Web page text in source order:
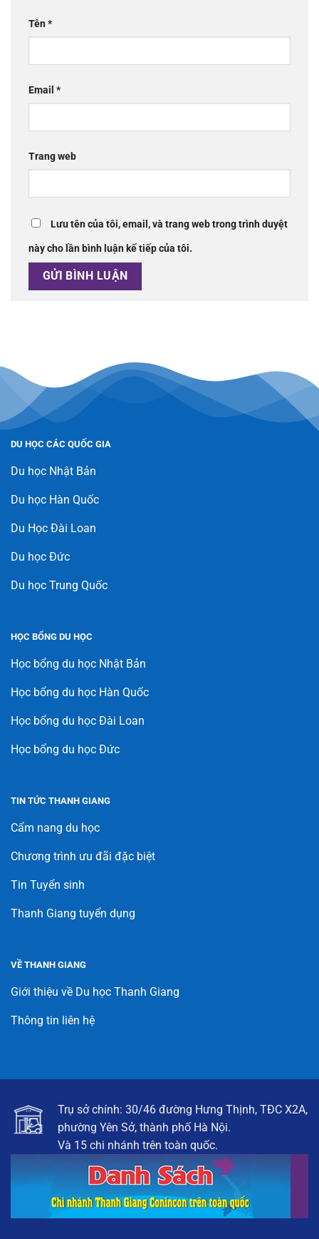
Tên*
Email *
Trang web
Lưu tên của tôi, email, và trang web trong trình duyệt
này cho lần bình luận kế tiếp của tôi.
DU HỌC CÁC QUỐC GIA
Du học Nhật Bản
Du học Hàn Quốc
Du Học Đài Loan
Du học Đức
Du học Trung Quốc
HỌC BỔNG DU HỌC
Học bổng du học Nhật Bản
Học bổng du học Hàn Quốc
Học bổng du học Đài Loan
Học bổng du học Đức
TIN TỨC THANH GIANG
Cẩm nang du học
Chương trình ưu đãi đặc biệt
Tin Tuyển sinh
Thanh Giang tuyển dụng
VỀ THANH GIANG
Giới thiệu về Du học Thanh Giang
Thông tin liên hệ
Trụ sở chính: 30/46 đường Hưng Thịnh, TĐC X2A,
phường Yên Sở, thành phố Hà Nội.
Và 15 chi nhánh trên toàn quốc.